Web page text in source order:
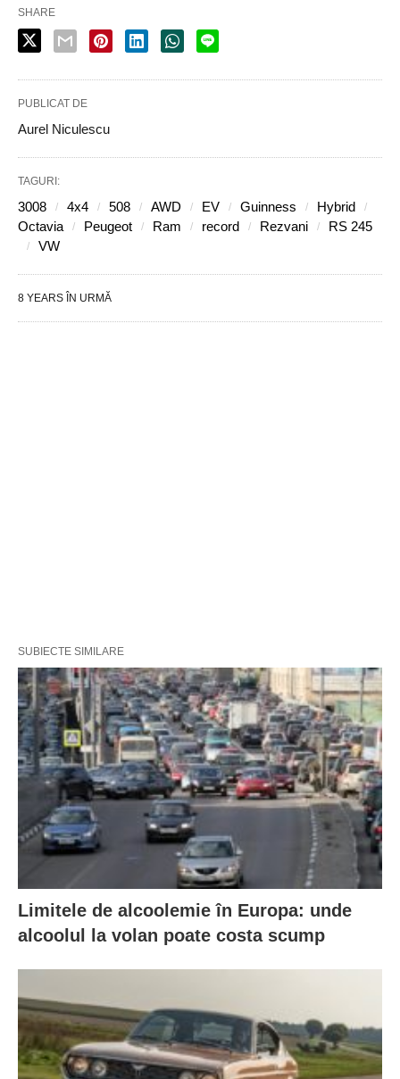
SHARE
PUBLICAT DE
Aurel Niculescu
TAGURI:
3008 4x4 508 AWD EV Guinness
Hybrid
Octavia
Peugeot Ram record Rezvani
RS 245
VW
8 YEARS ÎN URMĂ
SUBIECTE SIMILARE
Limitele de alcoolemie în Europa: unde
alcoolul la volan poate costa scump